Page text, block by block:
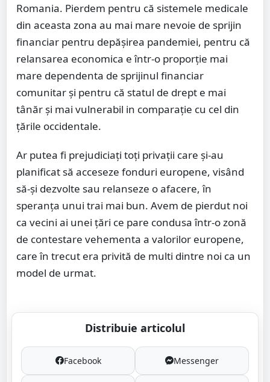
Romania. Pierdem pentru că sistemele medicale
din aceasta zona au mai mare nevoie de sprijin
financiar pentru depășirea pandemiei, pentru că
relansarea economica e într-o proporție mai
mare dependenta de sprijinul financiar
comunitar și pentru că statul de drept e mai
tânăr și mai vulnerabil in comparație cu cel din
țările occidentale.
Ar putea fi prejudiciați toți privații care și-au
planificat să acceseze fonduri europene, visând
să-și dezvolte sau relanseze o afacere, în
speranța unui trai mai bun. Avem de pierdut noi
ca vecini ai unei țări ce pare condusa într-o zonă
de contestare vehementa a valorilor europene,
care în trecut era privită de multi dintre noi ca un
model de urmat.
Distribuie articolul
Facebook Messenger